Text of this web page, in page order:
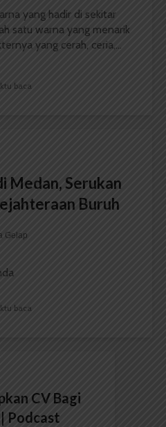
yang hadir di sekitar
satu warna yang menarik
yang cerah, ceria,...
baca
Medan, Serukan
Buruh
Gelap
baca
CV Bagi
Podcast